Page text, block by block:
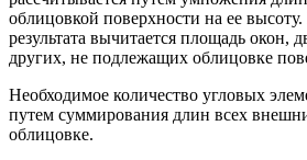
облицовкой поверхности на ее
результата вычитается площадь окон,
других, не подлежащих облицовке
Необходимое количество угловых
путем суммирования длин всех
облицовке.